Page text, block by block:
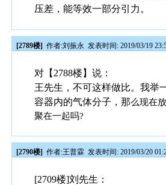
压差，能等效一部分引力。
[2789楼] 作者:刘振永 发表时间: 2019/03/19
对【2788楼】说：
王先生，不可这样做比。我举
容器内的气体分子，那么现在
聚在一起吗?
[2790楼] 作者:王普霖 发表时间: 2019/03/20
[2709楼]刘先生：